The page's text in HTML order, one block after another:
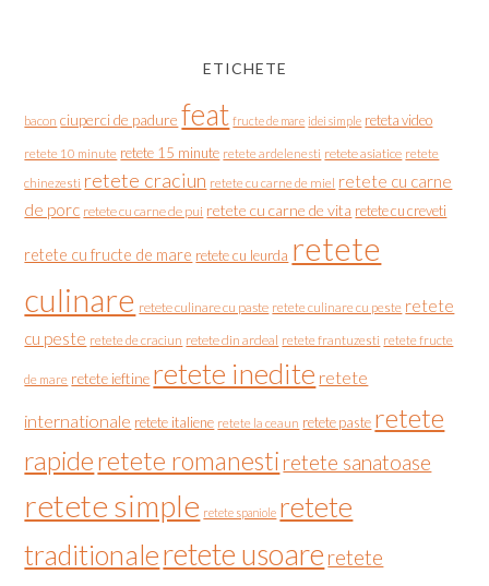
ETICHETE
bacon ciuperci de padure feat fructe de mare idei simple reteta video
retete 10 minute retete 15 minute retete ardelenesti retete asiatice retete
chinezesti retete craciun retete cu carne de miel retete cu carne
de porc retete cu carne de pui retete cu carne de vita retete cu creveti
retete cu fructe de mare retete cu leurda retete
culinare retete culinare cu paste retete culinare cu peste retete
cu peste retete de craciun retete din ardeal retete frantuzesti retete fructe
de mare retete ieftine retete inedite retete
internationale retete italiene retete la ceaun retete paste retete
rapideretete romanesti retete sanatoase
retete simple retete spaniole retete
traditionaleretete usoare retete